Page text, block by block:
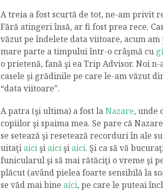
A treia a fost scurtă de tot, ne-am privit
Fără atingeri însă, ar fi fost prea rece.
văzut pe îndelete data viitoare, acum
mare parte a timpului într-o crâşmă cu
o prietenă, fană şi ea Trip Advisor. Noi
casele şi grădinile pe care le-am văzut
“data viitoare”.
A patra (şi ultima) a fost laNazare, unde
copiilor şi spaima mea. Se pare că
se setează şi resetează recorduri în ale
uitaţi aicişi aicişi aici. Şi ca să vă
funicularul şi să mai rătăciţi o vreme şi
plăcut (având pielea foarte sensibilă la
se văd mai bine aici, pe care le puteai